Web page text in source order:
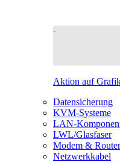
Aktion auf
Datensicherung
KVM-Systeme
LAN-
LWL/Glasfaser
Modem & Router
Netzwerkkabel